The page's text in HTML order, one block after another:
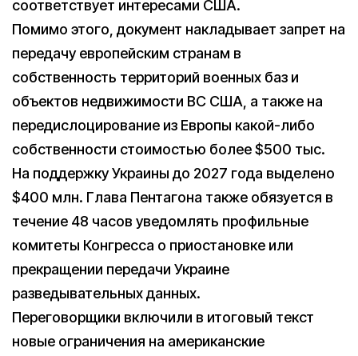
соответствует интересами США.
Помимо этого, документ накладывает запрет на
передачу европейским странам в
собственность территорий военных баз и
объектов недвижимости ВС США, а также на
передислоцирование из Европы какой-либо
собственности стоимостью более $500 тыс.
На поддержку Украины до 2027 года выделено
$400 млн. Глава Пентагона также обязуется в
течение 48 часов уведомлять профильные
комитеты Конгресса о приостановке или
прекращении передачи Украине
разведывательных данных.
Переговорщики включили в итоговый текст
новые ограничения на американские